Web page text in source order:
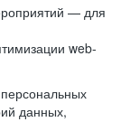
— для
web-
данных,